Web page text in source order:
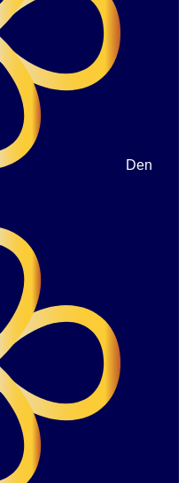
Den